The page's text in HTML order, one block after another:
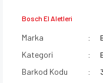
Bosch El Aletleri
Marka
Kategori
Barkod Kodu